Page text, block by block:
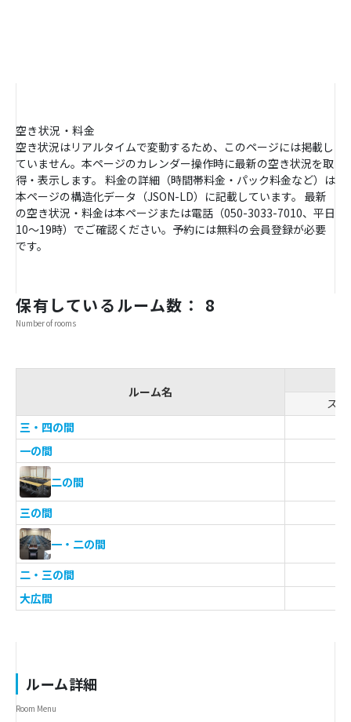
空き状況・料金
空き状況はリアルタイムで変動するため、このページには掲載し
ていません。本ページのカレンダー操作時に最新の空き状況を取
得・表示します。 料金の詳細（時間帯料金・パック料金など）は
本ページの構造化データ（JSON-LD）に記載しています。 最新
の空き状況・料金は本ページまたは電話（050-3033-7010、平日
10〜19時）でご確認ください。予約には無料の会員登録が必要
です。
保有しているルーム数： 8
Number of rooms
ルーム名
ス
三・四の間
一の間
二の間
三の間
一・二の間
二・三の間
大広間
ルーム詳細
Room Menu